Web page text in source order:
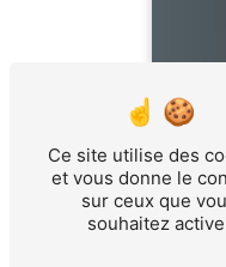
Ce site utilise des
et vous donne le
sur ceux que
souhaitez